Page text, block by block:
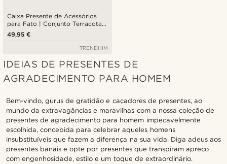
Caixa Presente de Acessórios
para Fato | Conjunto Terracota,
Branco e Prateado
49,95 €
TRENDHIM
IDEIAS DE PRESENTES DE
AGRADECIMENTO PARA HOMEM
Bem-vindo, gurus de gratidão e caçadores de presentes, ao
mundo da extravagâncias e maravilhas com a nossa coleção de
presentes de agradecimento para homem impecavelmente
escolhida, concebida para celebrar aqueles homens
insubstituíveis que fazem a diferença na sua vida. Diga adeus aos
presentes banais e opte por presentes que transpiram apreço
com engenhosidade, estilo e um toque de extraordinário.